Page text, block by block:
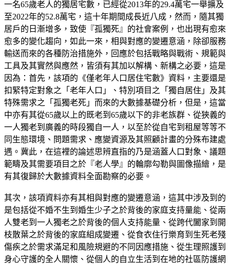
一名65歲老人的獨居宅數，已經從2013年的29.4萬宅一舉擴及
至2022年的52.8萬宅，這十年期間成長近八成，然而，隨其獨
居戶的日漸增多，致使『孤獨死』的社會案例，也出現有愈來
愈多的變化趨向，如此一來，相與對應的變遷意涵，除卻服務
輸送而來的各種防治措施外，回應於包括戰略與戰術、規範與
工具及其實然與應然，皆須有其加以解構、新構之必要，這是
因為：首先，該項的《僅老年人口居住宅數》資料，主要還是
扣緊特定對象之「老年人口」、特別項目之「獨自居住」及其
特殊需求之「孤獨老死」而來的大數據基礎分析，但是，這當
中亦有其從65歲以上的既老到65歲以下的非老族群、從狹義的
一人獨老到廣義的時段獨自一人，以至於從自宅到租屋等等不
同生態環境、問題需求、應變資源及其照顧計畫的分殊布建處
遇。冀此，在這裡的論述思辨直指的乃是涵蓋人口對象、議題
範疇及其需要項目之於『老人學』的輪廓勾勒與圖像描繪，是
有其復歸於大數據資料全面勘察的必要。
其次，該項資料亦有其相與對應的變遷意涵，這其中涉及到的
是包括從不婚不生到婚生少子之於背後的家庭支持量能、從兩
人雙老到一人獨老之於背後的個人支持能量、從跨代闔家到開
枝散葉之於背後的家庭組成變遷、從食衣住行樂育到生死老殘
傷疾之於需求滿足和風險規避的不同因應措施、從生理照護到
身心守護的全人關懷、從個人的自立生活到在地的社區防護網